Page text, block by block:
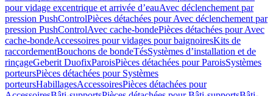
pour vidage excentrique et arrivée d’eauAvec déclenchement par
pression PushControlPièces détachées pour Avec déclenchement par
pression PushControlAvec cache-bondePièces détachées pour Avec
cache-bondeAccessoires pour vidages pour baignoiresKits de
raccordementBouchons de bondeTésSystèmes d’installation et de
rinçageGeberit DuofixParoisPièces détachées pour ParoisSystèmes
porteursPièces détachées pour Systèmes
porteursHabillagesAccessoiresPièces détachées pour